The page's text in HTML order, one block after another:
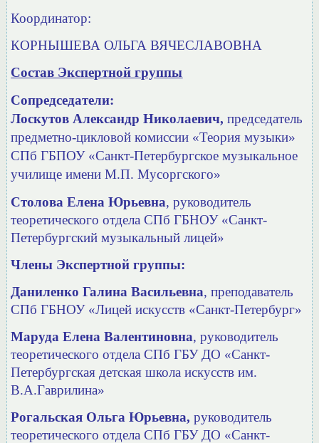
Координатор:
КОРНЫШЕВА ОЛЬГА ВЯЧЕСЛАВОВНА
Состав Экспертной группы
Сопредседатели:
Лоскутов Александр Николаевич,председатель
предметно-цикловой комиссии «Теория музыки»
СПб ГБПОУ «Санкт-Петербургское музыкальное
училище имени М.П. Мусоргского»
Столова Елена Юрьевна, руководитель
теоретического отделаСПб ГБНОУ «Санкт-
Петербургский музыкальный лицей»
Члены Экспертной группы:
Даниленко Галина Васильевна, преподаватель
СПб ГБНОУ «Лицей искусств «Санкт-Петербург»
Маруда Елена Валентиновна, руководитель
теоретического отдела СПб ГБУ ДО «Санкт-
Петербургская детская школа искусств им.
В.А.Гаврилина»
Рогальская Ольга Юрьевна,руководитель
теоретического отделаСПб ГБУ ДО «Санкт-